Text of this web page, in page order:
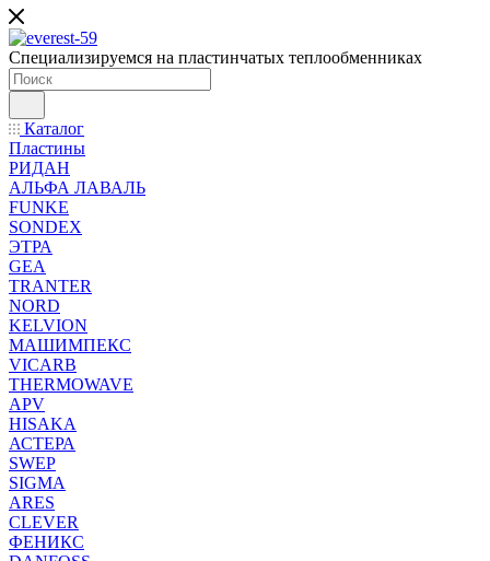
Специализируемся на пластинчатых теплообменниках
Каталог
Пластины
РИДАН
АЛЬФА ЛАВАЛЬ
FUNKE
SONDEX
ЭТРА
GEA
TRANTER
NORD
KELVION
МАШИМПЕКС
VICARB
THERMOWAVE
APV
HISAKA
АСТЕРА
SWEP
SIGMA
ARES
CLEVER
ФЕНИКС